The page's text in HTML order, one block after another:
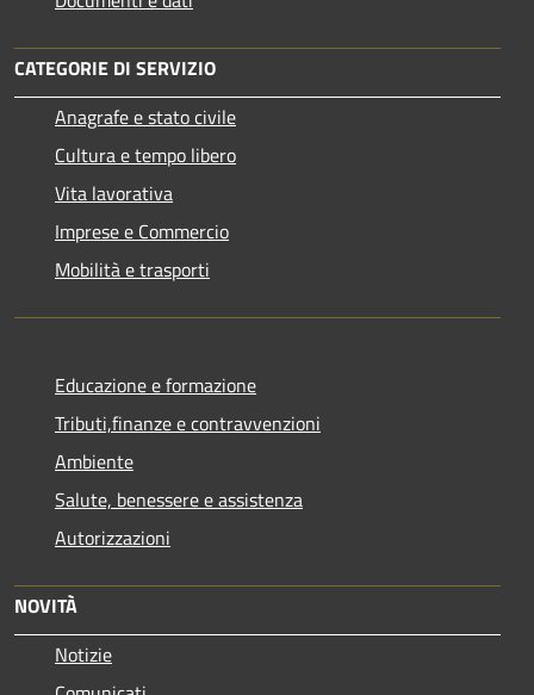
CATEGORIE DI SERVIZIO
Anagrafe e stato civile
Cultura e tempo libero
Vita lavorativa
Imprese e Commercio
Mobilità e trasporti
Educazione e formazione
Tributi,finanze e contravvenzioni
Ambiente
Salute, benessere e assistenza
Autorizzazioni
NOVITÀ
Notizie